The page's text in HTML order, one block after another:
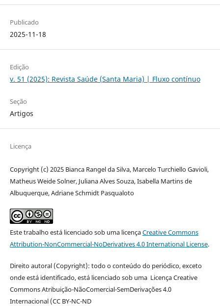
Publicado
2025-11-18
Edição
v. 51 (2025): Revista Saúde (Santa Maria) | Fluxo contínuo
Seção
Artigos
Licença
Copyright (c) 2025 Bianca Rangel da Silva, Marcelo Turchiello Gavioli,
Matheus Weide Solner, Juliana Alves Souza, Isabella Martins de
Albuquerque, Adriane Schmidt Pasqualoto
Este trabalho está licenciado sob uma licençaCreative Commons
Attribution-NonCommercial-NoDerivatives 4.0 International License.
Direito autoral (Copyright): todo o conteúdo do periódico, exceto
onde está identificado, está licenciado sob uma Licença Creative
Commons Atribuição-NãoComercial-SemDerivações 4.0
Internacional (CC BY-NC-ND